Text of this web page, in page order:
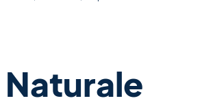
Naturale